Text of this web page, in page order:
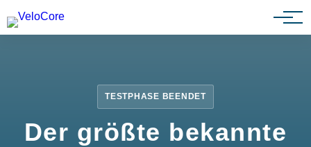
Partnerprogramm
TESTPHASE BEENDET
Der größte bekannte